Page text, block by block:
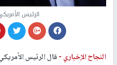
الرئيس
النجاح الإخباري -قال الرئيس